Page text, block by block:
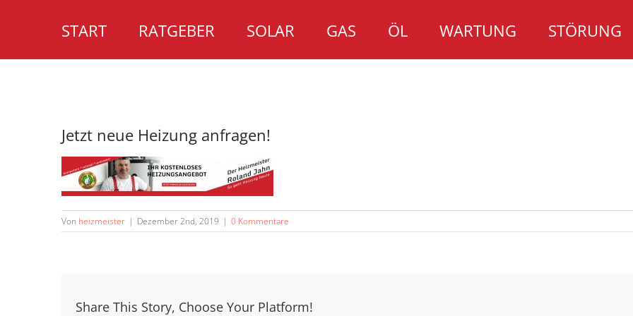
START RATGEBER SOLAR GAS ÖL WARTUNG STÖRUNG
Jetzt neue Heizung anfragen!
Von heizmeister | Dezember 2nd, 2019 | 0 Kommentare
Share This Story, Choose Your Platform!